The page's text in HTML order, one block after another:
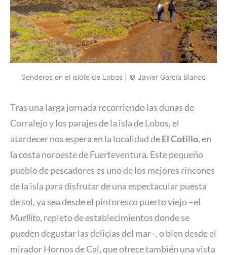
Senderos en el islote de Lobos | © Javier García Blanco
Tras una larga jornada recorriendo las dunas de
Corralejo y los parajes de la isla de Lobos, el
atardecer nos espera en la localidad deEl Cotillo, en
la costa noroeste de Fuerteventura. Este pequeño
pueblo de pescadores es uno de los mejores rincones
de la isla para disfrutar de una espectacular puesta
de sol, ya sea desde el pintoresco puerto viejo –el
Muellito, repleto de establecimientos donde se
pueden degustar las delicias del mar–, o bien desde el
mirador Hornos de Cal, que ofrece también una vista